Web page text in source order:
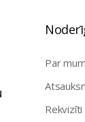
Par
Rekvizīti